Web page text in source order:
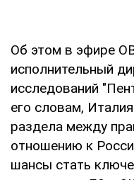
Об этом в эфире
исполнительный
исследований
его словам,
раздела между
отношению к
шансы стать